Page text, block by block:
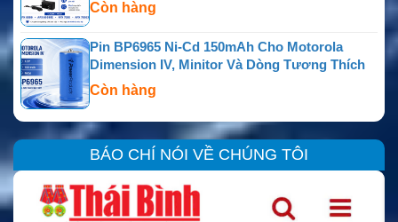
Còn hàng
Pin BP6965 Ni-Cd 150mAh Cho Motorola
Dimension IV, Minitor Và Dòng Tương Thích
Còn hàng
BÁO CHÍ NÓI VỀ CHÚNG TÔI